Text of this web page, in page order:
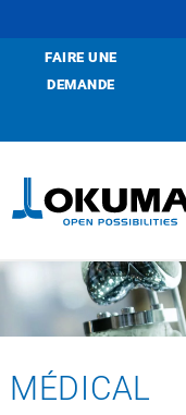
FAIRE UNE
DEMANDE
MÉDICAL